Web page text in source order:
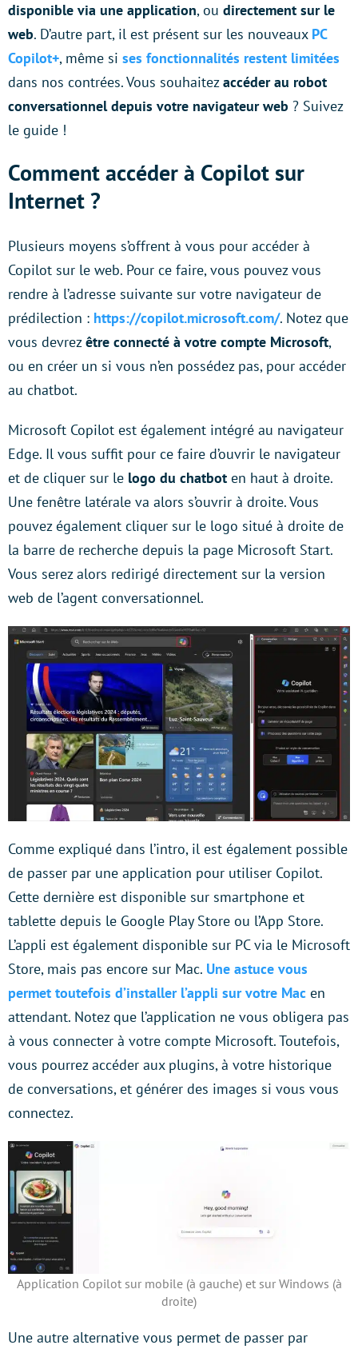
disponible via une application, ou directement sur le
web. D’autre part, il est présent sur les nouveaux PC
Copilot+, même si ses fonctionnalités restent limitées
dans nos contrées. Vous souhaitezaccéder au robot
conversationnel depuis votre navigateur web ? Suivez
le guide !
Comment accéder à Copilot sur
Internet ?
Plusieurs moyens s’offrent à vous pour accéder à
Copilot sur le web. Pour ce faire, vous pouvez vous
rendre à l’adresse suivante sur votre navigateur de
prédilection : https://copilot.microsoft.com/. Notez que
vous devrezêtre connecté à votre compte Microsoft,
ou en créer un si vous n’en possédez pas, pour accéder
au chatbot.
Microsoft Copilot est également intégré au navigateur
Edge. Il vous suffit pour ce faire d’ouvrir le navigateur
et de cliquer sur le logo du chatbot en haut à droite.
Une fenêtre latérale va alors s’ouvrir à droite. Vous
pouvez également cliquer sur le logo situé à droite de
la barre de recherche depuis la page Microsoft Start.
Vous serez alors redirigé directement sur la version
web de l’agent conversationnel.
Comme expliqué dans l’intro, il est également possible
de passer par une application pour utiliser Copilot.
Cette dernière est disponible sur smartphone et
tablette depuis le Google Play Store ou l’App Store.
L’appli est également disponible sur PC via le Microsoft
Store, mais pas encore sur Mac. Une astuce vous
permet toutefois d’installer l’appli sur votre Mac en
attendant. Notez que l’application ne vous obligera pas
à vous connecter à votre compte Microsoft. Toutefois,
vous pourrez accéder aux plugins, à votre historique
de conversations, et générer des images si vous vous
connectez.
Application Copilot sur mobile (à gauche) et sur Windows (à
droite)
Une autre alternative vous permet de passer par